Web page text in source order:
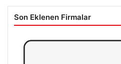
Son Eklenen Firmalar